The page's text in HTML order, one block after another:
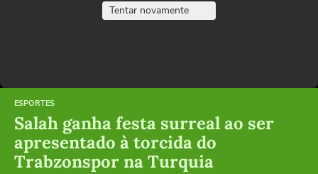
Tentar novamente
ESPORTES
Salah ganha festa surreal ao ser
apresentado à torcida do
Trabzonspor na Turquia